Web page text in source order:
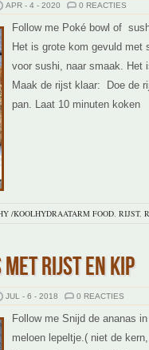
APR - 4 - 2020 0 REACTIES
Follow me Poké bowl of
Het is grote kom gevuld met
voor sushi, naar smaak. Het
Maak de rijst klaar: Doe de
pan. Laat 10 minuten koken
/KOOLHYDRAATARM FOOD, RIJST,
RIJST EN KIP
JUL - 6 - 2018 0 REACTIES
Follow me Snijd de ananas
meloen lepeltje.( niet de